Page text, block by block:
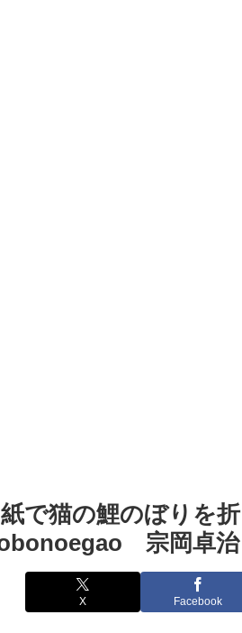
で猫の鯉のぼりを
宗岡卓治
X Facebook